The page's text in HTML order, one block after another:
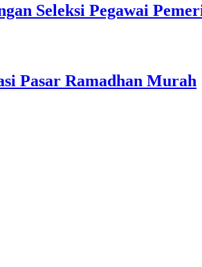
Seleksi Pegawai
Pasar Ramadhan Murah